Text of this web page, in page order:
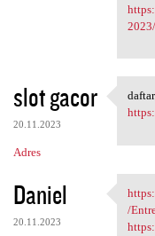
slot gacor
20.11.2023
Adres
Daniel
20.11.2023
/